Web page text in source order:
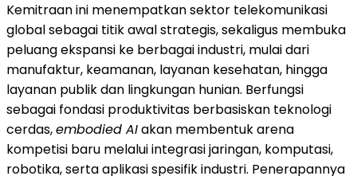
Kemitraan ini menempatkan sektor telekomunikasi
global sebagai titik awal strategis, sekaligus membuka
peluang ekspansi ke berbagai industri, mulai dari
manufaktur, keamanan, layanan kesehatan, hingga
layanan publik dan lingkungan hunian. Berfungsi
sebagai fondasi produktivitas berbasiskan teknologi
cerdas,embodied AIakan membentuk arena
kompetisi baru melalui integrasi jaringan, komputasi,
robotika, serta aplikasi spesifik industri. Penerapannya